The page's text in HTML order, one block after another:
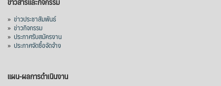
» ข่าวประชาสัมพันธ์
» ข่าวกิจกรรม
» ประกาศรับสมัครงาน
» ประกาศจัดซื้อจัดจ้าง
แผน-ผลการดำเนินงาน